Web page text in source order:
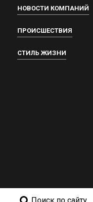
НОВОСТИ КОМПАНИЙ
ПРОИСШЕСТВИЯ
СТИЛЬ ЖИЗНИ